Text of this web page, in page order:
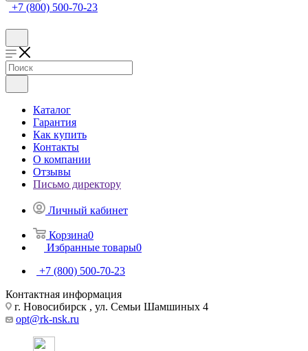
+7 (800) 500-70-23
Каталог
Гарантия
Как купить
Контакты
О компании
Отзывы
Письмо директору
Личный кабинет
Корзина0
Избранные товары0
+7 (800) 500-70-23
Контактная информация
г. Новосибирск , ул. Семьи Шамшиных 4
opt@rk-nsk.ru